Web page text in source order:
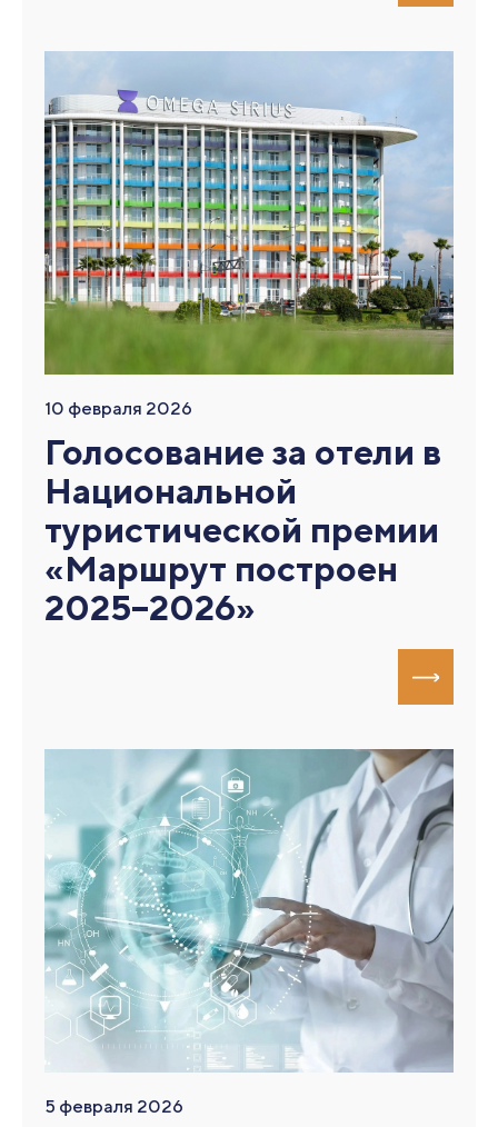
10 февраля 2026
Голосование за отели в
Национальной
туристической премии
«Маршрут построен
2025–2026»
5 февраля 2026